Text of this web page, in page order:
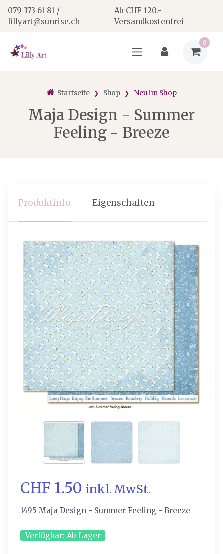
079 373 61 81 /
lillyart@sunrise.ch
Ab CHF 120.-
Versandkostenfrei
0
Startseite Shop Neu im Shop
Maja Design - Summer
Feeling - Breeze
Produktinfo Eigenschaften
CHF 1.50 inkl. MwSt.
1495 Maja Design - Summer Feeling - Breeze
Verfügbar: Ab Lager